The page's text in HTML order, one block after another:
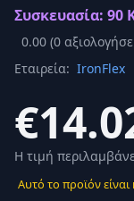
Συσκευασία: 90
0.00 (0
Εταιρεία: IronFlex
Η τιμή
Αυτό το προϊόν